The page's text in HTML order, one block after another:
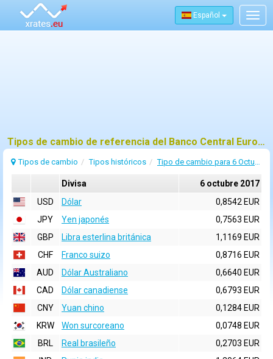
Español
Tipos de cambio de referencia del Banco Central Europeo (BCE) para 6 octubre 2017
Tipos de cambio Tipos históricos Tipo de cambio para 6 Octubre 2017
Divisa
6 octubre 2017
USD
Dólar
0,8542 EUR
JPY
Yen japonés
0,7563 EUR
GBP
Libra esterlina británica
1,1169 EUR
CHF
Franco suizo
0,8716 EUR
AUD
Dólar Australiano
0,6640 EUR
CAD
Dólar canadiense
0,6793 EUR
CNY
Yuan chino
0,1284 EUR
KRW
Won surcoreano
0,0748 EUR
BRL
Real brasileño
0,2703 EUR